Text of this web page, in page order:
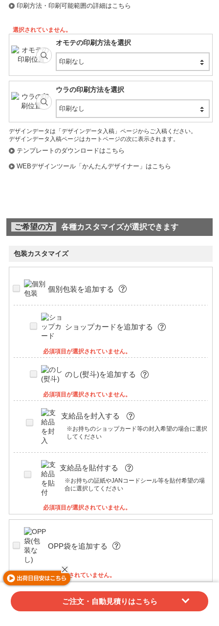
ホットピンク (T51635)
在庫数: 個 個
再入荷リクエスト
印刷方法・印刷可能範囲の詳細はこちら
選択されていません。
オモテの印刷方法を選択
印刷なし
ウラの印刷方法を選択
印刷なし
デザインデータは「デザインデータ入稿」ページからご入稿ください。
デザインデータ入稿ページはカートページの次に表示されます。
テンプレートのダウンロードはこちら
WEBデザインツール「かんたんデザイナー」はこちら
ご希望の方 各種カスタマイズが選択できます
包装カスタマイズ
個別包装を追加する
ショップカードを追加する
必須項目が選択されていません。
のし(熨斗)を追加する
必須項目が選択されていません。
支給品を封入する
※お持ちのショップカード等の封入希望の場合に選択
してください
支給品を貼付する
※お持ちの証紙やJANコードシール等を貼付希望の場
合に選択してください
必須項目が選択されていません。
OPP袋を追加する
必須項目が選択されていません。
商品カスタマイズご注文・自動見積りはこちら